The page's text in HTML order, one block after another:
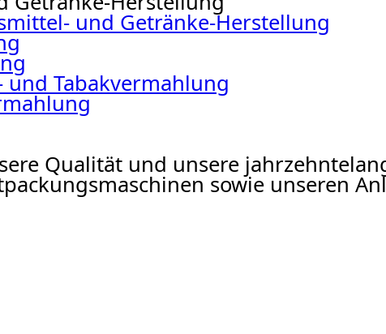
und Getränke-Herstellung
und Tabakvermahlung
Qualität und unsere
sowie unseren